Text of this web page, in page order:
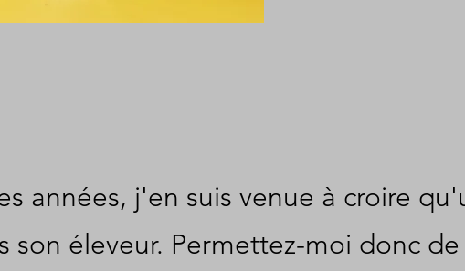
années, j'en suis venue à croire
son éleveur. Permettez-moi donc